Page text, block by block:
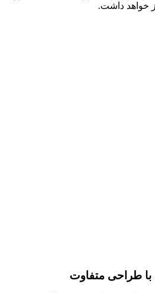
خواهد داشت.
طراحی متفاوت